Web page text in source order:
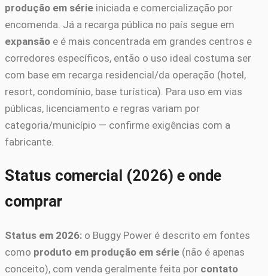
produção em série iniciada e comercialização por
encomenda. Já a recarga pública no país segue em
expansão e é mais concentrada em grandes centros e
corredores específicos, então o uso ideal costuma ser
com base em recarga residencial/da operação (hotel,
resort, condomínio, base turística). Para uso em vias
públicas, licenciamento e regras variam por
categoria/município — confirme exigências com a
fabricante.
Status comercial (2026) e onde
comprar
Status em 2026: o Buggy Power é descrito em fontes
como produto em produção em série (não é apenas
conceito), com venda geralmente feita por contato